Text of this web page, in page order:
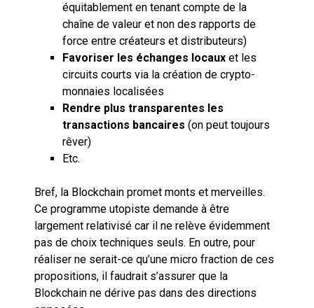
équitablement en tenant compte de la
chaîne de valeur et non des rapports de
force entre créateurs et distributeurs)
Favoriser les échanges locaux et les
circuits courts via la création de crypto-
monnaies localisées
Rendre plus transparentes les
transactions bancaires (on peut toujours
rêver)
Etc.
Bref, la Blockchain promet monts et merveilles.
Ce programme utopiste demande à être
largement relativisé car il ne relève évidemment
pas de choix techniques seuls. En outre, pour
réaliser ne serait-ce qu’une micro fraction de ces
propositions, il faudrait s’assurer que la
Blockchain ne dérive pas dans des directions